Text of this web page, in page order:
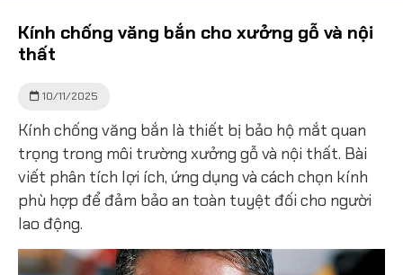
Kính chống văng bắn cho xưởng gỗ và nội
thất
10/11/2025
Kính chống văng bắn là thiết bị bảo hộ mắt quan
trọng trong môi trường xưởng gỗ và nội thất. Bài
viết phân tích lợi ích, ứng dụng và cách chọn kính
phù hợp để đảm bảo an toàn tuyệt đối cho người
lao động.